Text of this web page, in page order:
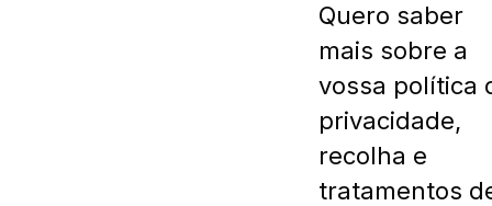
Quero saber
mais sobre a
vossa política
privacidade,
recolha e
tratamentos